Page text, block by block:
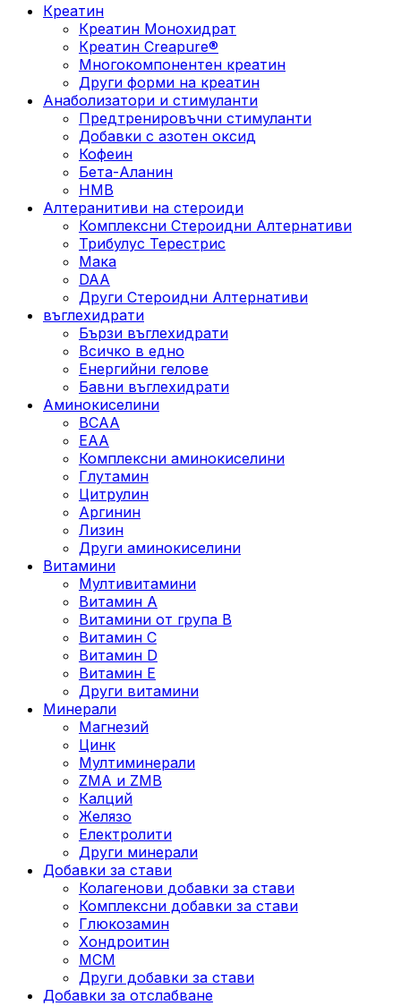
Креатин
Креатин Монохидрат
Креатин Creapure®
Многокомпонентен креатин
Други форми на креатин
Анаболизатори и стимуланти
Предтренировъчни стимуланти
Добавки с азотен оксид
Кофеин
Бета-Аланин
HMB
Алтеранитиви на стероиди
Комплексни Стероидни Алтернативи
Трибулус Терестрис
Maка
DAA
Други Стероидни Алтернативи
въглехидрати
Бързи въглехидрати
Всичко в едно
Енергийни гелове
Бавни въглехидрати
Аминокиселини
BCAA
EAA
Комплексни аминокиселини
Глутамин
Цитрулин
Аргинин
Лизин
Други аминокиселини
Витамини
Мултивитамини
Витамин А
Витамини от група B
Витамин C
Витамин D
Витамин E
Други витамини
Минерали
Магнезий
Цинк
Мултиминерали
ZMA и ZMB
Калций
Желязо
Електролити
Други минерали
Добавки за стави
Колагенови добавки за стави
Комплексни добавки за стави
Глюкозамин
Хондроитин
МСМ
Други добавки за стави
Добавки за отслабване